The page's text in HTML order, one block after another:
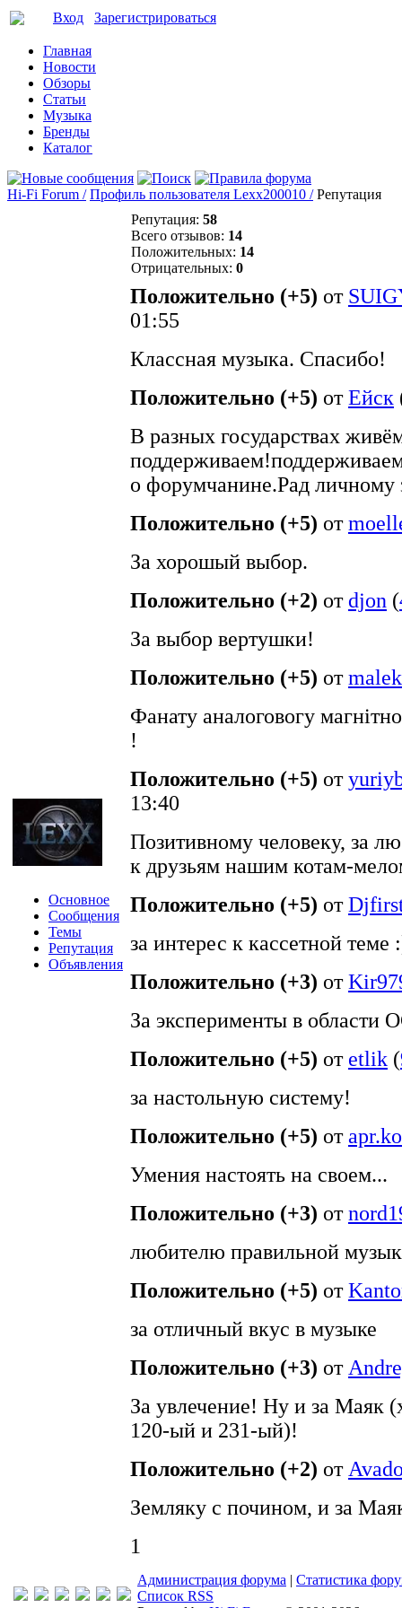
Вход Зарегистрироваться
Главная
Новости
Обзоры
Статьи
Музыка
Бренды
Каталог
Hi-Fi Forum / Профиль пользователя Lexx200010 / Репутация
Основное
Сообщения
Темы
Репутация
Объявления
Репутация: 58
Всего отзывов: 14
Положительных: 14
Отрицательных: 0
Положительно (+5) от
01:55
Классная музыка. Спасибо!
Положительно (+5) отЕйск
В разных государствах
о форумчанине.Рад личному
Положительно (+5) от
За хорошый выбор.
Положительно (+2) отdjon (
За выбор вертушки!
Положительно (+5) от
Фанату аналоговогу
!
Положительно (+5) от
13:40
Позитивному человеку, за
к друзьям нашим котам-
Положительно (+5) от
за интерес к кассетной теме
Положительно (+3) от
За эксперименты в области
Положительно (+5) от etlik (
за настольную систему!
Положительно (+5) от
Умения настоять на своем...
Положительно (+3) от
любителю правильной
Положительно (+5) от
за отличный вкус в музыке
Положительно (+3) от
За увлечение! Ну и за Маяк
120-ый и 231-ый)!
Положительно (+2) от
Земляку с почином, и за
1
Администрация форума | Статистика
Список RSS